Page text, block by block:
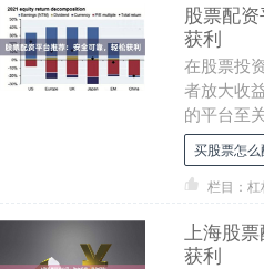
股票配
获利
在股票投
者放大收
的平台至
的股票配
某配资*....
买股票怎么
栏目：
上海股
获利